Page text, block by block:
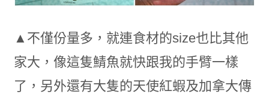
▲不僅份量多，就連食材的size也比其他
家大，像這隻鯖魚就快跟我的手臂一樣
了，另外還有大隻的天使紅蝦及加拿大傳